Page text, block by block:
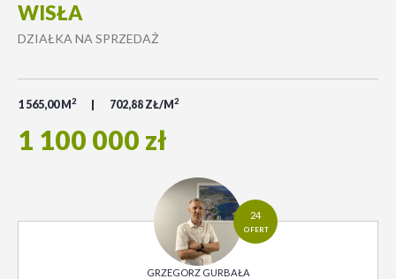
WISŁA
DZIAŁKA NA SPRZEDAŻ
1 565,00 M 2 702,88 ZŁ/M 2
1 100 000 zł
24
OFERT
GRZEGORZ GURBAŁA